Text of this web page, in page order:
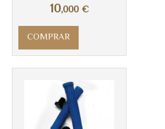
10,000 €
COMPRAR